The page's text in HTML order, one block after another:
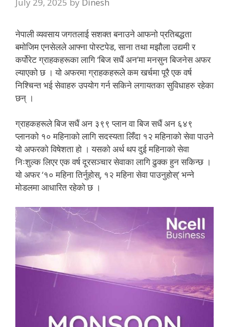
नेपाली व्यवसाय जगतलाई सशक्त बनाउने आफनो प्रतिबद्धता
बमोजिम एनसेलले आफ्ना पोस्टपेड, साना तथा मझौला उद्यमी र
कर्पोरेट ग्राहकहरूका लागि ‘बिज सधैं अन’मा मनसुन बिजनेस अफर
ल्याएको छ । यो अफरमा ग्राहकहरूले कम खर्चमा पूरै एक वर्ष
निश्चिन्त भई सेवाहरु उपयोग गर्न सकिने लगायतका सुविधाहरु रहेका
छन् ।
ग्राहकहरूले बिज सधैं अन ३९९ प्लान वा बिज सधैं अन ६४९
प्लानको १० महिनाको लागि सदस्यता लिँदा १२ महिनाको सेवा पाउने
यो अफरको विषेशता हो । यसको अर्थ थप दुई महिनाको सेवा
निःशुल्क लिएर एक वर्ष दूरसञ्चार सेवाका लागि ढुक्क हुन सकिन्छ ।
यो अफर ‘१० महिना तिर्नुहोस्, १२ महिना सेवा पाउनुहोस्’ भन्ने
मोडलमा आधारित रहेको छ ।